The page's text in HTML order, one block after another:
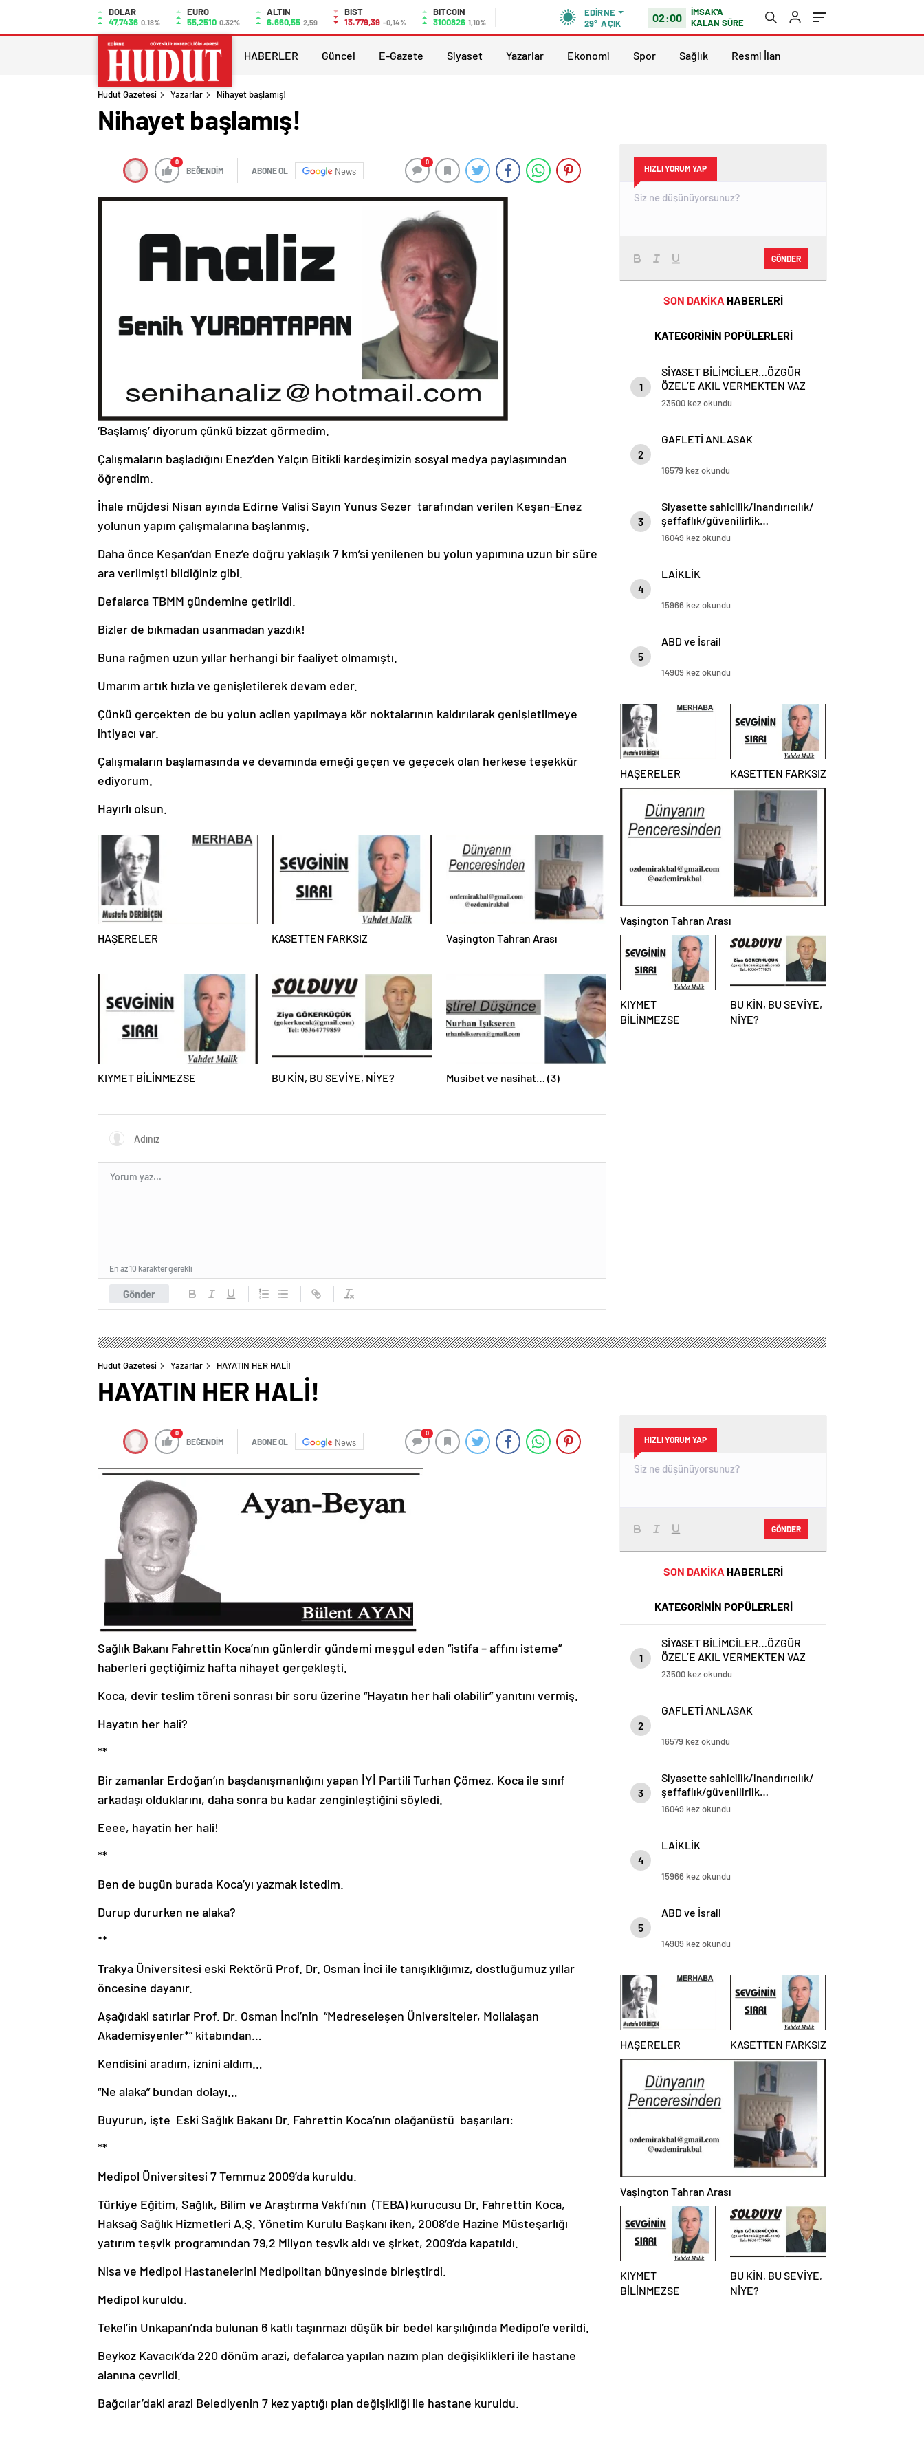
DOLAR
47,7436 0.18%
EURO
55,2510 0.32%
ALTIN
6.660,55 2,59
BIST
13.779,39 -0,14%
BITCOIN
3100826 1,10%
EDIRNE
29° AÇIK 02:00
İMSAK'A
KALAN SÜRE
HABERLER Güncel E-Gazete Siyaset Yazarlar Ekonomi Spor Sağlık Resmi İlan
Hudut Gazetesi Yazarlar Nihayet başlamış!
Nihayet başlamış!
0
BEĞENDİM ABONE OL News
0
‘Başlamış’ diyorum çünkü bizzat görmedim.
Çalışmaların başladığını Enez’den Yalçın Bitikli kardeşimizin sosyal medya paylaşımından
öğrendim.
İhale müjdesi Nisan ayında Edirne Valisi Sayın Yunus Sezer tarafından verilen Keşan-Enez
yolunun yapım çalışmalarına başlanmış.
Daha önce Keşan’dan Enez’e doğru yaklaşık 7 km’si yenilenen bu yolun yapımına uzun bir süre
ara verilmişti bildiğiniz gibi.
Defalarca TBMM gündemine getirildi.
Bizler de bıkmadan usanmadan yazdık!
Buna rağmen uzun yıllar herhangi bir faaliyet olmamıştı.
Umarım artık hızla ve genişletilerek devam eder.
Çünkü gerçekten de bu yolun acilen yapılmaya kör noktalarının kaldırılarak genişletilmeye
ihtiyacı var.
Çalışmaların başlamasında ve devamında emeği geçen ve geçecek olan herkese teşekkür
ediyorum.
Hayırlı olsun.
HAŞERELER KASETTEN FARKSIZ Vaşington Tahran Arası
KIYMET BİLİNMEZSE BU KİN, BU SEVİYE, NİYE? Musibet ve nasihat… (3)
Gönder
En az 10 karakter gerekli
HIZLI YORUM YAP
GÖNDER
SON DAKİKA HABERLERİ
KATEGORİNİN POPÜLERLERİ
1
SİYASET BİLİMCİLER…ÖZGÜR
ÖZEL’E AKIL VERMEKTEN VAZ
GEÇİN..
23500 kez okundu
2
GAFLETİ ANLASAK
16579 kez okundu
3
Siyasette sahicilik/inandırıcılık/
şeffaflık/güvenilirlik…
16049 kez okundu
4
LAİKLİK
15966 kez okundu
5
ABD ve İsrail
14909 kez okundu
HAŞERELER KASETTEN FARKSIZ
Vaşington Tahran Arası
KIYMET
BİLİNMEZSE
BU KİN, BU SEVİYE,
NİYE?
Hudut Gazetesi Yazarlar HAYATIN HER HALİ!
HAYATIN HER HALİ!
0
BEĞENDİM ABONE OL News
0
Sağlık Bakanı Fahrettin Koca’nın günlerdir gündemi meşgul eden “istifa – affını isteme”
haberleri geçtiğimiz hafta nihayet gerçekleşti.
Koca, devir teslim töreni sonrası bir soru üzerine “Hayatın her hali olabilir” yanıtını vermiş.
Hayatın her hali?
**
Bir zamanlar Erdoğan’ın başdanışmanlığını yapan İYİ Partili Turhan Çömez, Koca ile sınıf
arkadaşı olduklarını, daha sonra bu kadar zenginleştiğini söyledi.
Eeee, hayatin her hali!
**
Ben de bugün burada Koca’yı yazmak istedim.
Durup dururken ne alaka?
**
Trakya Üniversitesi eski Rektörü Prof. Dr. Osman İnci ile tanışıklığımız, dostluğumuz yıllar
öncesine dayanır.
Aşağıdaki satırlar Prof. Dr. Osman İnci’nin “Medreseleşen Üniversiteler, Mollalaşan
Akademisyenler*” kitabından…
Kendisini aradım, iznini aldım…
“Ne alaka” bundan dolayı…
Buyurun, işte Eski Sağlık Bakanı Dr. Fahrettin Koca’nın olağanüstü başarıları:
**
Medipol Üniversitesi 7 Temmuz 2009’da kuruldu.
Türkiye Eğitim, Sağlık, Bilim ve Araştırma Vakfı’nın (TEBA) kurucusu Dr. Fahrettin Koca,
Haksağ Sağlık Hizmetleri A.Ş. Yönetim Kurulu Başkanı iken, 2008’de Hazine Müsteşarlığı
yatırım teşvik programından 79,2 Milyon teşvik aldı ve şirket, 2009’da kapatıldı.
Nisa ve Medipol Hastanelerini Medipolitan bünyesinde birleştirdi.
Medipol kuruldu.
Tekel’in Unkapanı’nda bulunan 6 katlı taşınmazı düşük bir bedel karşılığında Medipol’e verildi.
Beykoz Kavacık’da 220 dönüm arazi, defalarca yapılan nazım plan değişiklikleri ile hastane
alanına çevrildi.
Bağcılar’daki arazi Belediyenin 7 kez yaptığı plan değişikliği ile hastane kuruldu.
HIZLI YORUM YAP
GÖNDER
SON DAKİKA HABERLERİ
KATEGORİNİN POPÜLERLERİ
1
SİYASET BİLİMCİLER…ÖZGÜR
ÖZEL’E AKIL VERMEKTEN VAZ
GEÇİN..
23500 kez okundu
2
GAFLETİ ANLASAK
16579 kez okundu
3
Siyasette sahicilik/inandırıcılık/
şeffaflık/güvenilirlik…
16049 kez okundu
4
LAİKLİK
15966 kez okundu
5
ABD ve İsrail
14909 kez okundu
HAŞERELER KASETTEN FARKSIZ
Vaşington Tahran Arası
KIYMET
BİLİNMEZSE
BU KİN, BU SEVİYE,
NİYE?